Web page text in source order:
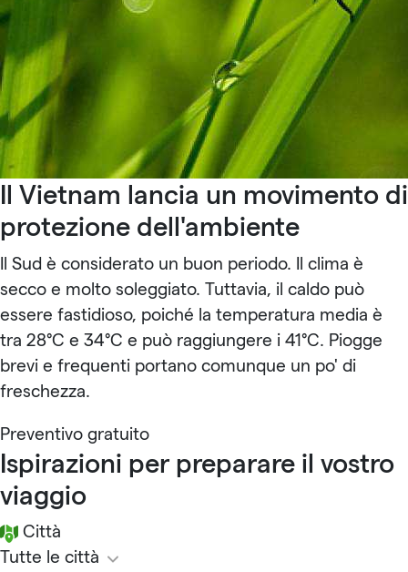
Il Vietnam lancia un movimento di
protezione dell'ambiente
Il Sud è considerato un buon periodo. Il clima è
secco e molto soleggiato. Tuttavia, il caldo può
essere fastidioso, poiché la temperatura media è
tra 28°C e 34°C e può raggiungere i 41°C. Piogge
brevi e frequenti portano comunque un po' di
freschezza.
Preventivo gratuito
Ispirazioni per preparare il vostro
viaggio
Città
Tutte le città